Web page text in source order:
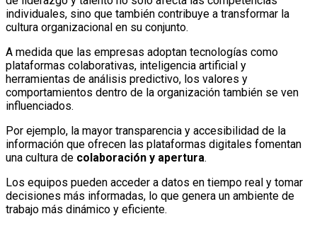
individuales, sino que también contribuye a transformar la
cultura organizacional en su conjunto.
A medida que las empresas adoptan tecnologías como
plataformas colaborativas, inteligencia artificial y
herramientas de análisis predictivo, los valores y
comportamientos dentro de la organización también se ven
influenciados.
Por ejemplo, la mayor transparencia y accesibilidad de la
información que ofrecen las plataformas digitales fomentan
una cultura de colaboración y apertura.
Los equipos pueden acceder a datos en tiempo real y tomar
decisiones más informadas, lo que genera un ambiente de
trabajo más dinámico y eficiente.